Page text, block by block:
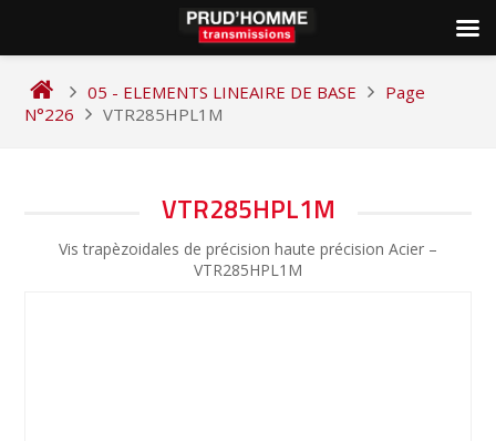
content
05 - ELEMENTS LINEAIRE DE BASE
Page
N°226
VTR285HPL1M
VTR285HPL1M
Vis trapèzoidales de précision haute précision Acier –
VTR285HPL1M